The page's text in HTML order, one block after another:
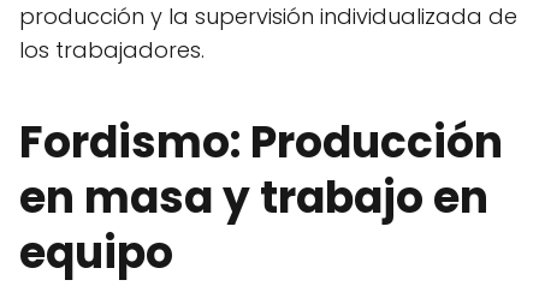
producción y la supervisión individualizada de
los trabajadores.
Fordismo: Producción
en masa y trabajo en
equipo